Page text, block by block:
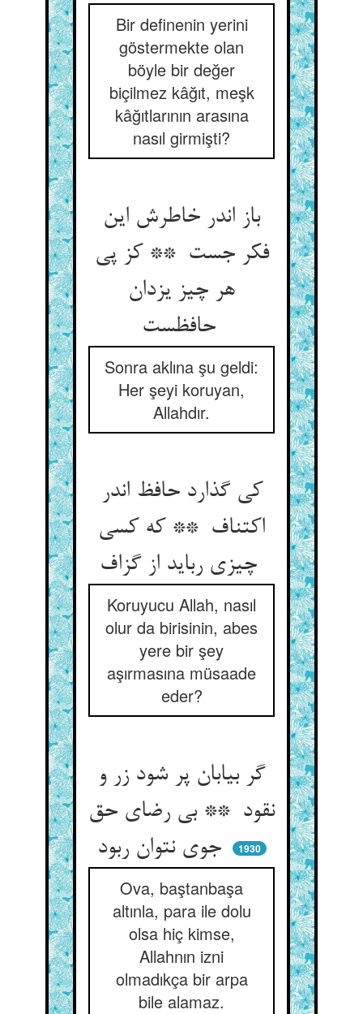
Bir definenin yerini
göstermekte olan
böyle bir değer
biçilmez kâğıt, meşk
kâğıtlarının arasına
nasıl girmişti?
باز اندر خاطرش این
فکر جست ** کز پی
هر چیز یزدان
حافظست
Sonra aklına şu geldi:
Her şeyi koruyan,
Allahdır.
کی گذارد حافظ اندر
اکتناف ** که کسی
Koruyucu Allah, nasıl
olur da birisinin, abes
yere bir şey
aşırmasına müsaade
eder?
گر بیابان پر شود زر و
نقود ** بی رضای حق
جوی نتوان ربود
1930
Ova, baştanbaşa
altınla, para ile dolu
olsa hiç kimse,
Allahnın izni
olmadıkça bir arpa
bile alamaz.